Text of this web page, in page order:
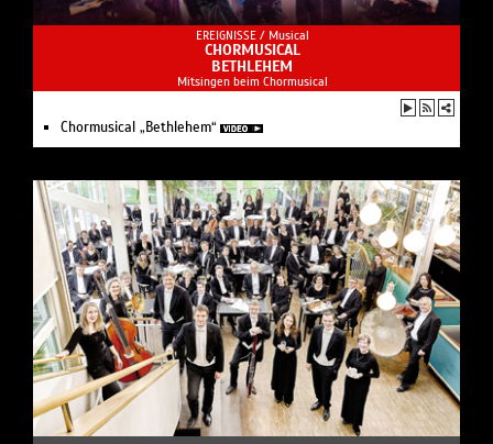
EREIGNISSE / Musical
CHORMUSICAL
BETHLEHEM
Mitsingen beim Chormusical
Chormusical „Bethlehem“